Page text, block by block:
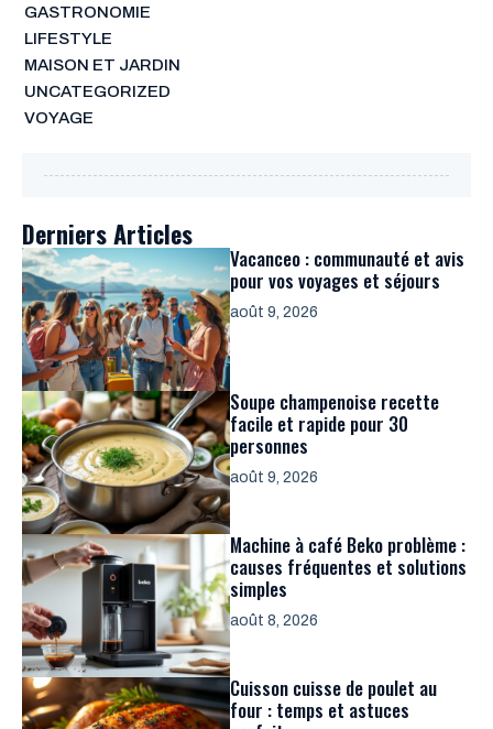
GASTRONOMIE
LIFESTYLE
MAISON ET JARDIN
UNCATEGORIZED
VOYAGE
Derniers Articles
Vacanceo : communauté et avis
pour vos voyages et séjours
août 9, 2026
Soupe champenoise recette
facile et rapide pour 30
personnes
août 9, 2026
Machine à café Beko problème :
causes fréquentes et solutions
simples
août 8, 2026
Cuisson cuisse de poulet au
four : temps et astuces